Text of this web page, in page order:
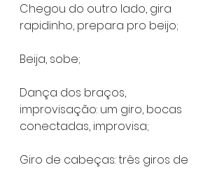
Chegou do outro lado, gira
rapidinho, prepara pro beijo;
Beija, sobe;
Dança dos braços,
improvisação: um giro, bocas
conectadas, improvisa;
Giro de cabeças: três giros de